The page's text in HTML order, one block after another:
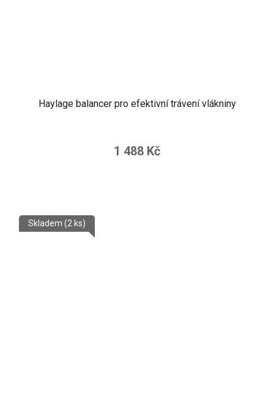
Haylage balancer pro efektivní trávení vlákniny
1 488 Kč
Skladem (2 ks)